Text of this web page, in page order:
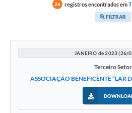
26 registros encontrados em
FILTRAR
JANEIRO de 2023 (26/
Terceiro Setor
ASSOCIAÇÃO BENEFICENTE “LAR